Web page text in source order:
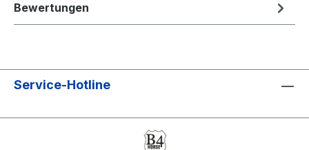
Bewertungen
Service-Hotline